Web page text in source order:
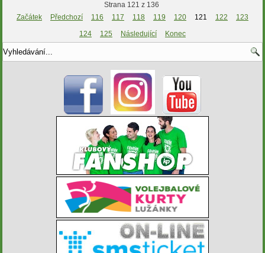
Strana 121 z 136
Začátek
Předchozí 116 117 118 119 120 121 122
123
124
125 Následující Konec